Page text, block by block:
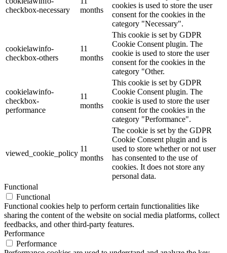
checkbox-necessary
months
cookies is used to store the user
consent for the cookies in the
category "Necessary".
cookielawinfo-
checkbox-others
11
months
This cookie is set by GDPR
Cookie Consent plugin. The
cookie is used to store the user
consent for the cookies in the
category "Other.
cookielawinfo-
checkbox-
performance
11
months
This cookie is set by GDPR
Cookie Consent plugin. The
cookie is used to store the user
consent for the cookies in the
category "Performance".
viewed_cookie_policy
11
months
The cookie is set by the GDPR
Cookie Consent plugin and is
used to store whether or not user
has consented to the use of
cookies. It does not store any
personal data.
Functional
Functional
Functional cookies help to perform certain functionalities like
sharing the content of the website on social media platforms, collect
feedbacks, and other third-party features.
Performance
Performance